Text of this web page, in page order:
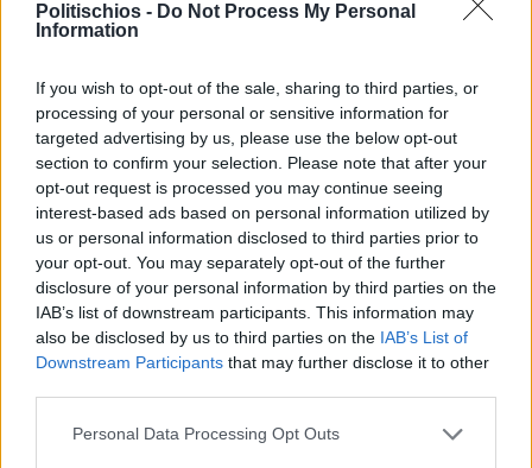
Politischios - Do Not Process My Personal
Information
If you wish to opt-out of the sale, sharing to third parties, or
processing of your personal or sensitive information for
targeted advertising by us, please use the below opt-out
section to confirm your selection. Please note that after your
opt-out request is processed you may continue seeing
interest-based ads based on personal information utilized by
us or personal information disclosed to third parties prior to
your opt-out. You may separately opt-out of the further
disclosure of your personal information by third parties on the
IAB’s list of downstream participants. This information may
also be disclosed by us to third parties on the IAB’s List of
Downstream Participants that may further disclose it to other
Personal Data Processing Opt Outs
μεταναστών στη Χίο